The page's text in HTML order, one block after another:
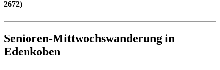
2672)
Senioren-Mittwochswanderung in
Edenkoben